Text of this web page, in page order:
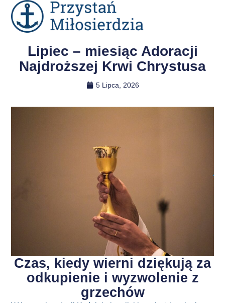
Lipiec – miesiąc Adoracji
Najdroższej Krwi Chrystusa
5 Lipca, 2026
Czas, kiedy wierni dziękują za
odkupienie i wyzwolenie z
grzechów